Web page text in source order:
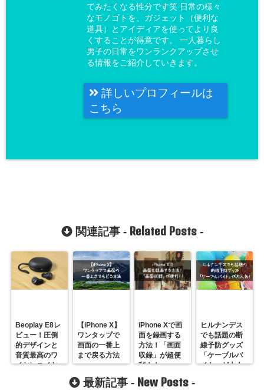
てみたくなる性分です笑 日常の様々
なモノゴトを、ガジェット（便利な
道具）とアイディアを使ってより良
くすることが得意です。 一人暮らし
男子の日常をワンランクアップさせ
る情報をご紹介していきます。
詳しいプロフィールは
こちら
関連記事 - Related Posts-
Beoplay E8レ
ビュー！圧倒
的デザインと
音質最高のワ
イヤレスイヤ
【iPhone X】
ワンタップで
画面の一番上
まで戻る方法
iPhone Xで画
面を録画する
方法！「画面
収録」が超便
利！！
ヒルナンデス
でも話題の断
線予防グッズ
「ケーブルバ
イト」が大人
最新記事 - New Posts -